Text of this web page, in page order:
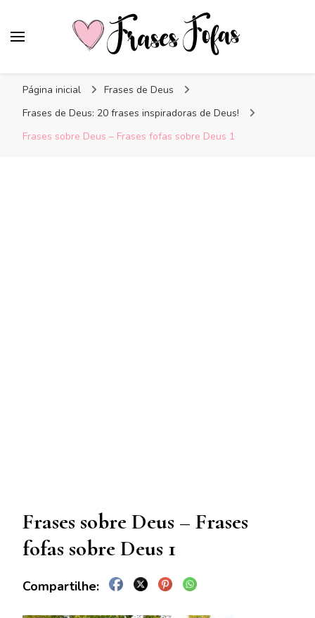
Página inicial
Frases de Deus
Frases de Deus: 20 frases inspiradoras de Deus!
Frases sobre Deus – Frases fofas sobre Deus 1
Frases sobre Deus – Frases
fofas sobre Deus 1